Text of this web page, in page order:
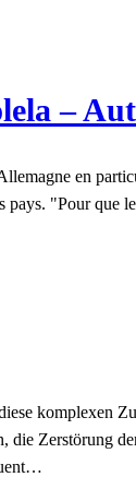
–
en
pays. "Pour que
komplexen
Zerstörung